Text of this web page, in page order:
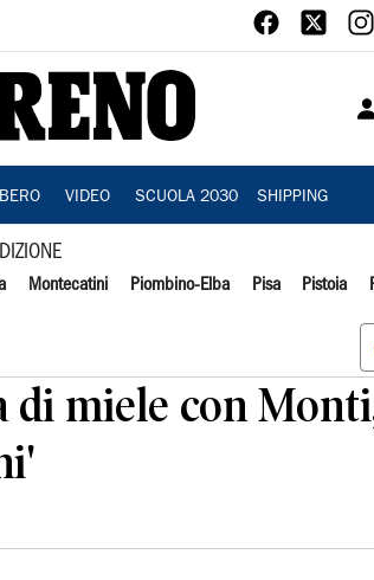
VIDEO SCUOLA 2030 SHIPPING
Montecatini Piombino-Elba Pisa Pistoia
di miele con